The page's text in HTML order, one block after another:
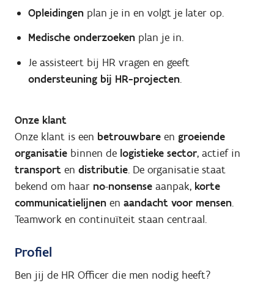
Opleidingen plan je in en volgt je later op.
Medische onderzoeken plan je in.
Je assisteert bij HR vragen en geeft
ondersteuning bij HR-projecten.
Onze klant
Onze klant is een betrouwbare en groeiende
organisatie binnen de logistieke sector, actief in
transport en distributie. De organisatie staat
bekend om haar no-nonsense aanpak, korte
communicatielijnen en aandacht voor mensen.
Teamwork en continuïteit staan centraal.
Profiel
Ben jij de HR Officer die men nodig heeft?